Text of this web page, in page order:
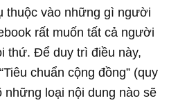
thuộc vào những gì người
rất muốn tất cả người
thứ. Để duy trì điều này,
chuẩn cộng đồng” (quy
loại nội dung nào sẽ